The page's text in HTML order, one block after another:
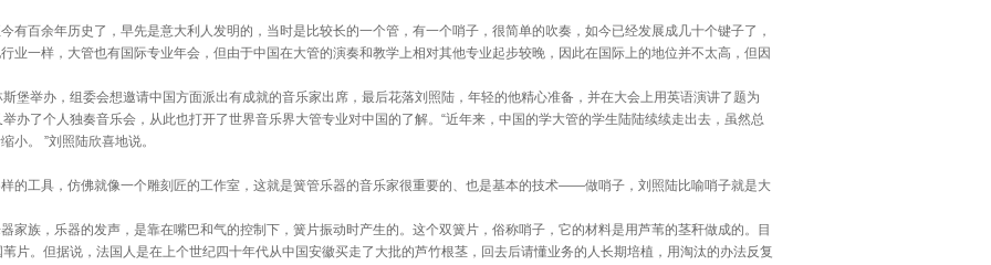
余年历史了，早先是意大利人发明的，当时是比较长的一个管，有一个哨子，很简单的吹奏，如今已经发展成几十个键子了，
业一样，大管也有国际专业年会，但由于中国在大管的演奏和教学上相对其他专业起步较晚，因此在国际上的地位并不太高，但因
举办，组委会想邀请中国方面派出有成就的音乐家出席，最后花落刘照陆，年轻的他精心准备，并在大会上用英语演讲了题为
办了个人独奏音乐会，从此也打开了世界音乐界大管专业对中国的了解。“近年来，中国的学大管的学生陆陆续续走出去，虽然总
小。 ”刘照陆欣喜地说。
工具，仿佛就像一个雕刻匠的工作室，这就是簧管乐器的音乐家很重要的、也是基本的技术——做哨子，刘照陆比喻哨子就是大
，乐器的发声，是靠在嘴巴和气的控制下，簧片振动时产生的。这个双簧片，俗称哨子，它的材料是用芦苇的茎秆做成的。目
片。但据说，法国人是在上个世纪四十年代从中国安徽买走了大批的芦竹根茎，回去后请懂业务的人长期培植，用淘汰的办法反复